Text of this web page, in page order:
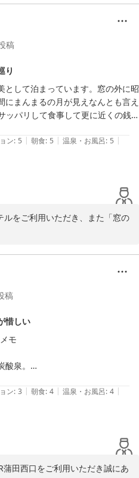
稿
り
として泊まっています。窓の外に昭
まんまるの月が見えなんとも言え
ッパリして食事して更に近くの銭
私にはでした✨
ン: 5 | 朝食: 5 | 温泉・お風呂: 5 |
をご利用いただき、また「窓の
キレ間にまんまるの月が見えな
のご利用をお選びいただけたこ
。高濃度人工炭酸泉「梅屋敷の
、そして周辺の銭湯巡りまでお
励みになります。立地について
ます。当ホテルはJR蒲田駅西口
近隣の昭和らしい情緒ある景色
のリフレッシュにぴったりで
エピソードのご投稿に心より御
光る月とともに涼しい風を感じる
けて、また心と身体のリセットに
ります。
稿
惜しい
モ
泉。
だったため、今回は炭酸泉を楽し
ン: 3 | 朝食: 4 | 温泉・お風呂: 4 |
蒲田西口をご利用いただき誠にあ